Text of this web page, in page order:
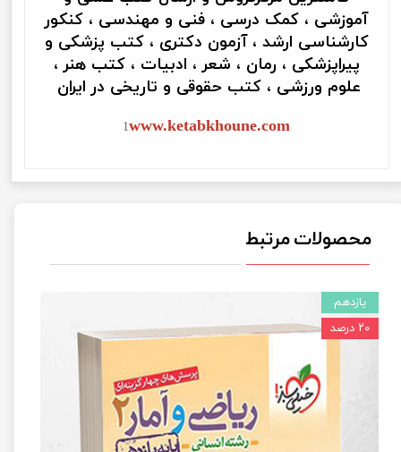
آموزشی ، کمک درسی ، فنی و مهندسی ، کنکور
کارشناسی ارشد ، آزمون دکتری ، کتب پزشکی و
پیراپزشکی ، رمان ، شعر ، ادبیات ، کتب هنر ،
علوم ورزشی ، کتب حقوقی و تاریخی در ایران
1www.ketabkhoune.com
محصولات مرتبط
یازدهم
۲۰ درصد